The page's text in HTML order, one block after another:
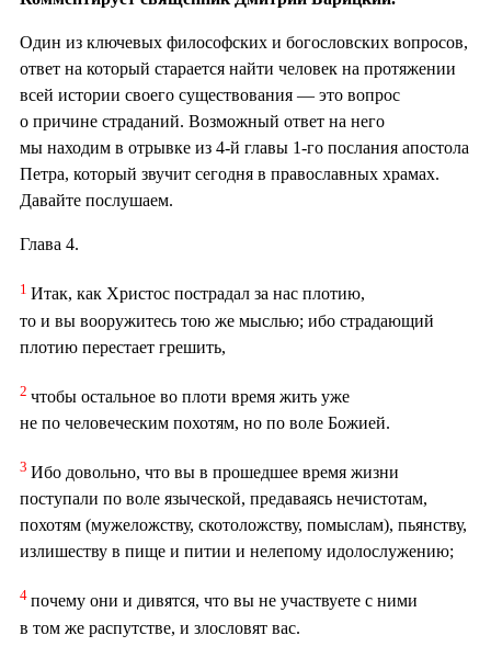
Один из ключевых философских и богословских вопросов,
ответ на который старается найти человек на протяжении
всей истории своего существования — это вопрос
о причине страданий. Возможный ответ на него
мы находим в отрывке из 4-й главы 1-го послания апостола
Петра, который звучит сегодня в православных храмах.
Давайте послушаем.
Глава 4.
1 Итак, как Христос пострадал за нас плотию,
то и вы вооружитесь тою же мыслью; ибо страдающий
плотию перестает грешить,
2 чтобы остальное во плоти время жить уже
не по человеческим похотям, но по воле Божией.
3 Ибо довольно, что вы в прошедшее время жизни
поступали по воле языческой, предаваясь нечистотам,
похотям (мужеложству, скотоложству, помыслам), пьянству,
излишеству в пище и питии и нелепому идолослужению;
4 почему они и дивятся, что вы не участвуете с ними
в том же распутстве, и злословят вас.